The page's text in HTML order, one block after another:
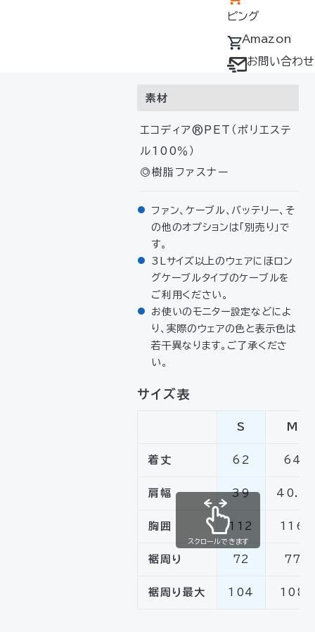
オプション対応表
取扱説明書ダウ
ンロードサービス
防爆デバイス取り
ピング
Amazon
お問い合わせ
S・M・L・LL・3L・4L・5L（男
素材
エコディア®PET（ポリエステ
ル100％）
◎樹脂ファスナー
ファン、ケーブル、バッテリー、そ
の他のオプションは「別売り」で
す。
3Lサイズ以上のウェアにほロン
グケーブルタイプのケーブルを
ご利用ください。
お使いのモニター設定などによ
り、実際のウェアの色と表示色は
若干異なります。ご了承くださ
い。
サイズ表
S M
着丈 62 64
肩幅 39 40.5
胸囲 112 116
裾周り 72 77
裾周り最大 104 108
スクロールできます